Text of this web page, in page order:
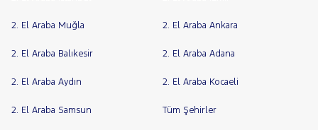
2. El Araba Muğla 2. El Araba Ankara
2. El Araba Balıkesir 2. El Araba Adana
2. El Araba Aydın 2. El Araba Kocaeli
2. El Araba Samsun Tüm Şehirler